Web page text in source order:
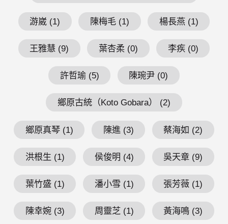
游崴 (1) 陳梅毛 (1) 楊長燕 (1)
王雅慧 (9) 葉杏柔 (0) 李疾 (0)
許哲瑜 (5) 陳琬尹 (0)
鄉原古統（Koto Gobara） (2)
鄉原真琴 (1) 陳進 (3) 蔡海如 (2)
洪根生 (1) 侯俊明 (4) 吳天章 (9)
葉竹盛 (1) 潘小雪 (1) 張芳薇 (1)
陳幸婉 (3) 周靈芝 (1) 黃海鳴 (3)